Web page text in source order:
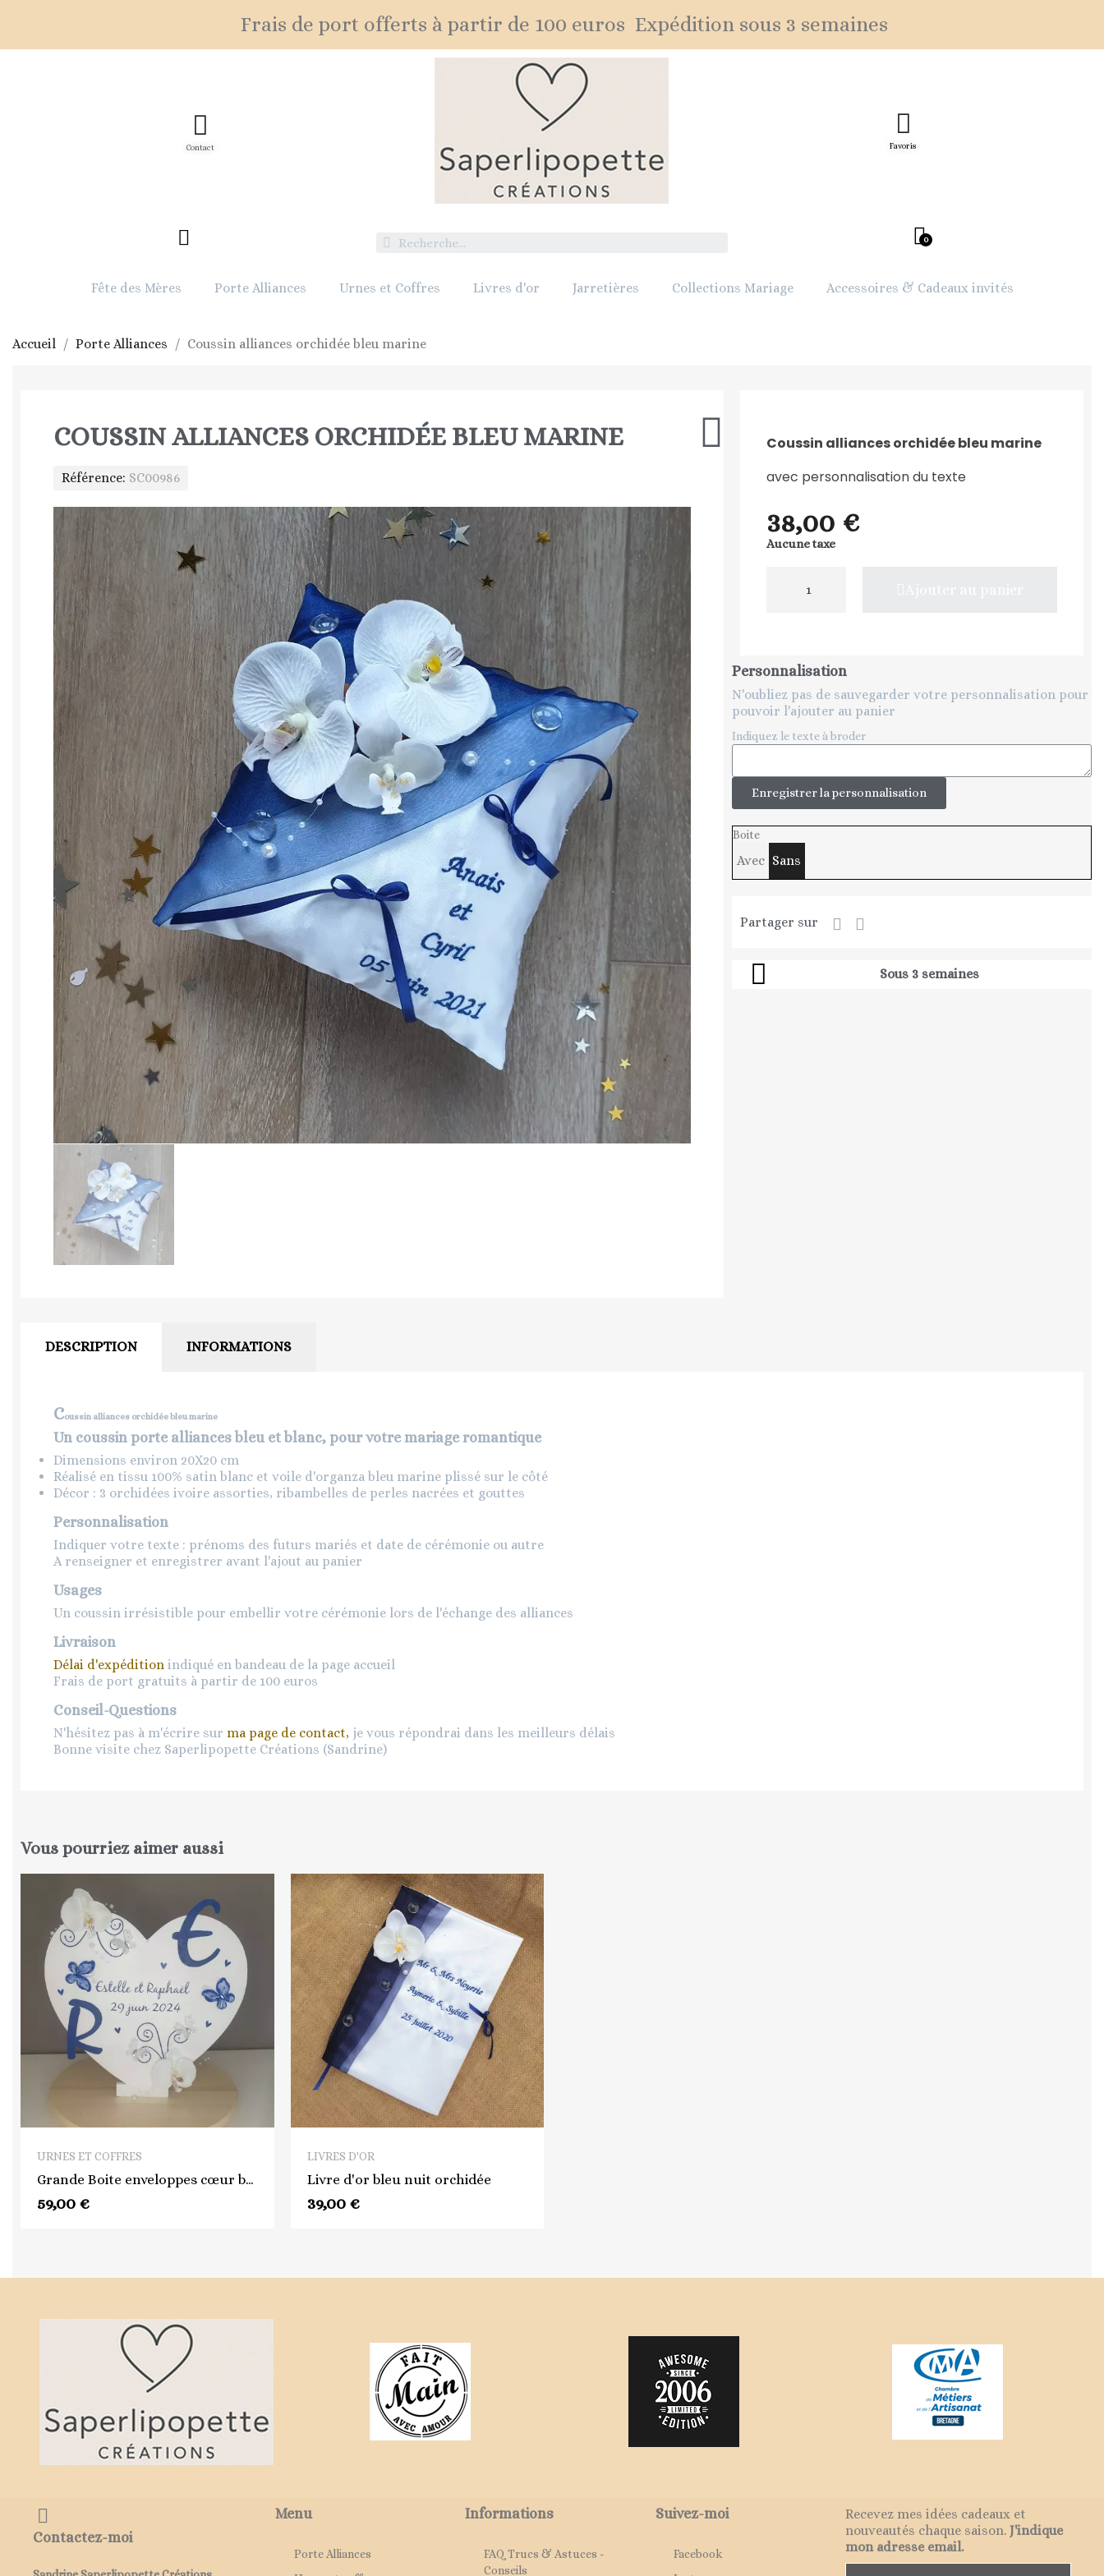
Frais de port offerts à partir de 100 euros Expédition sous 3 semaines
Contact Favoris
Fête des Mères Porte Alliances Urnes et Coffres Livres d'or Jarretières Collections Mariage Accessoires & Cadeaux invités
Accueil Porte Alliances Coussin alliances orchidée bleu marine
COUSSIN ALLIANCES ORCHIDÉE BLEU MARINE
Référence SC00986
Coussin alliances orchidée bleu marine
avec personnalisation du texte
38,00 €
Aucune taxe
Personnalisation
N'oubliez pas de sauvegarder votre personnalisation pour
pouvoir l'ajouter au panier
Indiquez le texte à broder
Enregistrer la personnalisation
Boite
Avec Sans
Partager sur
Sous 3 semaines
DESCRIPTION INFORMATIONS
Coussin alliances orchidée bleu marine
Un coussin porte alliances bleu et blanc, pour votre mariage romantique
Dimensions environ 20X20 cm
Réalisé en tissu 100% satin blanc et voile d'organza bleu marine plissé sur le côté
Décor : 3 orchidées ivoire assorties, ribambelles de perles nacrées et gouttes
Personnalisation
Indiquer votre texte : prénoms des futurs mariés et date de cérémonie ou autre
A renseigner et enregistrer avant l'ajout au panier
Usages
Un coussin irrésistible pour embellir votre cérémonie lors de l'échange des alliances
Livraison
Délai d'expédition indiqué en bandeau de la page accueil
Frais de port gratuits à partir de 100 euros
Conseil-Questions
N'hésitez pas à m'écrire sur ma page de contact, je vous répondrai dans les meilleurs délais
Bonne visite chez Saperlipopette Créations (Sandrine)
Vous pourriez aimer aussi
QUICK VIEW
URNES ET COFFRES
Grande Boite enveloppes cœur bleue et orchidée
59,00 €
LIVRES D'OR
Livre d'or bleu nuit orchidée
39,00 €
Contactez-moi
Menu
Porte Alliances
Informations
FAQ Trucs & Astuces -
Conseils
Suivez-moi
Facebook
Recevez mes idées cadeaux et
nouveautés chaque saison. J'indique
mon adresse email.